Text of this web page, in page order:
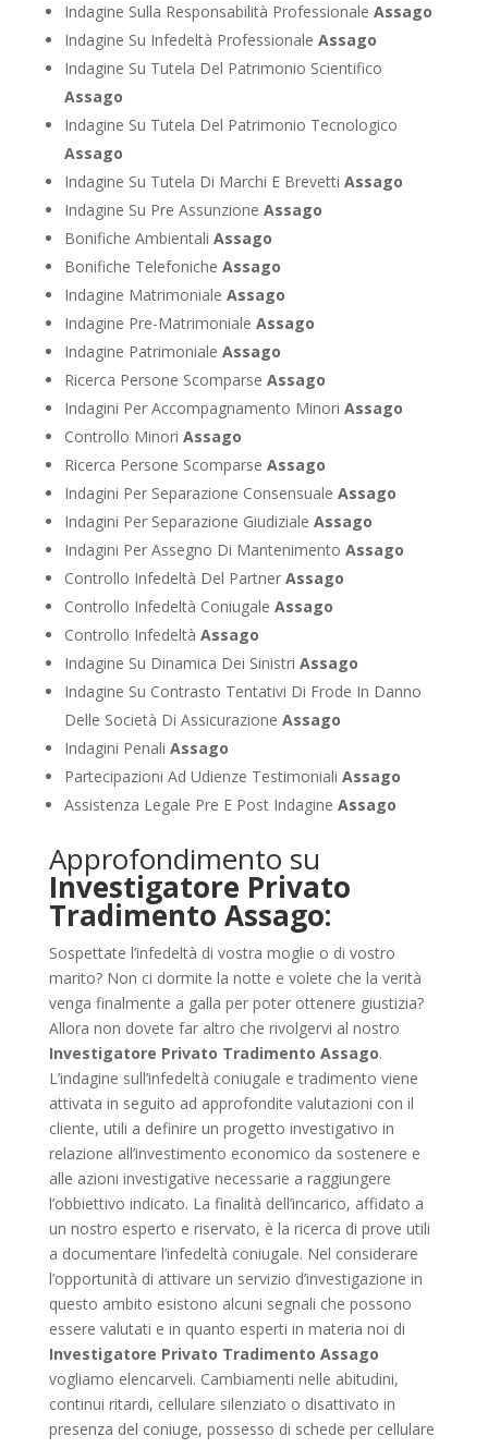
Indagine Sulla Responsabilità Professionale Assago
Indagine Su Infedeltà Professionale Assago
Indagine Su Tutela Del Patrimonio Scientifico
Assago
Indagine Su Tutela Del Patrimonio Tecnologico
Assago
Indagine Su Tutela Di Marchi E Brevetti Assago
Indagine Su Pre Assunzione Assago
Bonifiche Ambientali Assago
Bonifiche Telefoniche Assago
Indagine Matrimoniale Assago
Indagine Pre-Matrimoniale Assago
Indagine Patrimoniale Assago
Ricerca Persone Scomparse Assago
Indagini Per Accompagnamento Minori Assago
Controllo Minori Assago
Ricerca Persone Scomparse Assago
Indagini Per Separazione Consensuale Assago
Indagini Per Separazione Giudiziale Assago
Indagini Per Assegno Di Mantenimento Assago
Controllo Infedeltà Del Partner Assago
Controllo Infedeltà Coniugale Assago
Controllo Infedeltà Assago
Indagine Su Dinamica Dei Sinistri Assago
Indagine Su Contrasto Tentativi Di Frode In Danno
Delle Società Di Assicurazione Assago
Indagini Penali Assago
Partecipazioni Ad Udienze Testimoniali Assago
Assistenza Legale Pre E Post Indagine Assago
Approfondimento su
Investigatore Privato
Tradimento Assago:
Sospettate l’infedeltà di vostra moglie o di vostro
marito? Non ci dormite la notte e volete che la verità
venga finalmente a galla per poter ottenere giustizia?
Allora non dovete far altro che rivolgervi al nostro
Investigatore Privato Tradimento Assago.
L’indagine sull’infedeltà coniugale e tradimento viene
attivata in seguito ad approfondite valutazioni con il
cliente, utili a definire un progetto investigativo in
relazione all’investimento economico da sostenere e
alle azioni investigative necessarie a raggiungere
l’obbiettivo indicato. La finalità dell’incarico, affidato a
un nostro esperto e riservato, è la ricerca di prove utili
a documentare l’infedeltà coniugale. Nel considerare
l’opportunità di attivare un servizio d’investigazione in
questo ambito esistono alcuni segnali che possono
essere valutati e in quanto esperti in materia noi di
Investigatore Privato Tradimento Assago
vogliamo elencarveli. Cambiamenti nelle abitudini,
continui ritardi, cellulare silenziato o disattivato in
presenza del coniuge, possesso di schede per cellulare